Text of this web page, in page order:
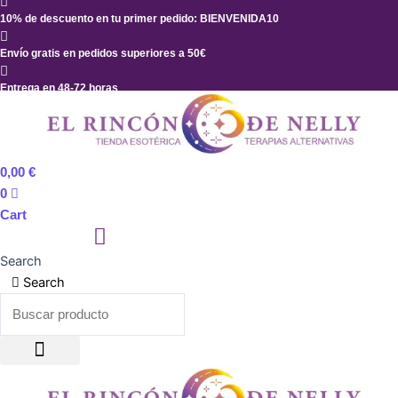
Ir
al
contenido
10% de descuento en tu primer pedido: BIENVENIDA10
Envío gratis en pedidos superiores a 50€
Entrega en 48-72 horas
0,00 €
0
Cart
Search
Search